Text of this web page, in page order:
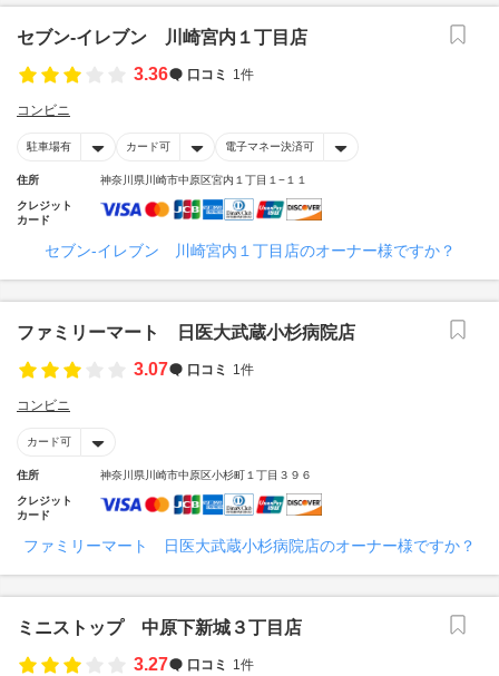
セブン‐イレブン 川崎宮内１丁目店
3.36
口コミ 1件
コンビニ
駐車場有 カード可 電子マネー決済可
住所 神奈川県川崎市中原区宮内１丁目１−１１
クレジット
カード
セブン‐イレブン 川崎宮内１丁目店のオーナー様ですか？
ファミリーマート 日医大武蔵小杉病院店
3.07
口コミ 1件
コンビニ
カード可
住所 神奈川県川崎市中原区小杉町１丁目３９６
クレジット
カード
ファミリーマート 日医大武蔵小杉病院店のオーナー様ですか？
ミニストップ 中原下新城３丁目店
3.27
口コミ 1件